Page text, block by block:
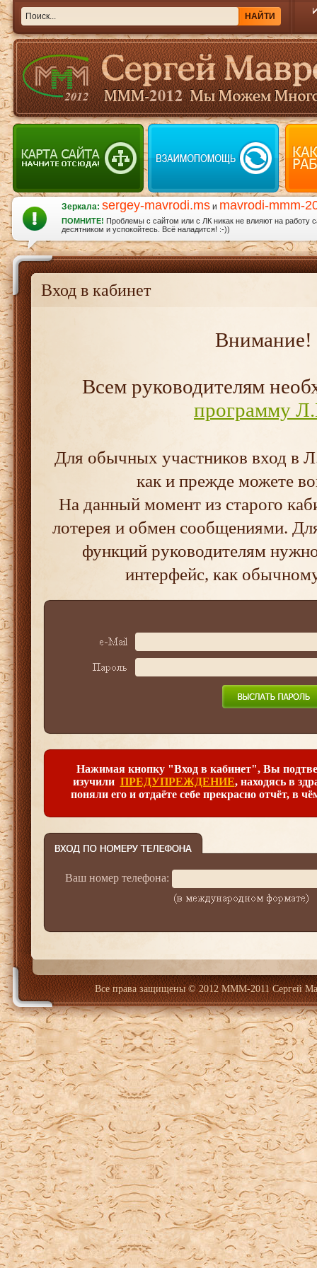
Зеркала: sergey-mavrodi.ms и mavrodi-mmm-
ПОМНИТЕ! Проблемы с сайтом или с ЛК никак не влияют на работу
десятником и успокойтесь. Всё наладится! :-))
Вход в кабинет
Внимание!
Всем руководителям
программу
Для обычных участников вход в
как и прежде можете
На данный момент из старого
лотерея и обмен сообщениями.
функций руководителям
интерфейс, как
Нажимая кнопку "Вход в кабинет", Вы
изучили ПРЕДУПРЕЖДЕНИЕ, находясь в
поняли его и отдаёте себе прекрасно отчёт, в
Ваш номер телефона:
Все права защищены© 2012 МММ-2011 Сергей